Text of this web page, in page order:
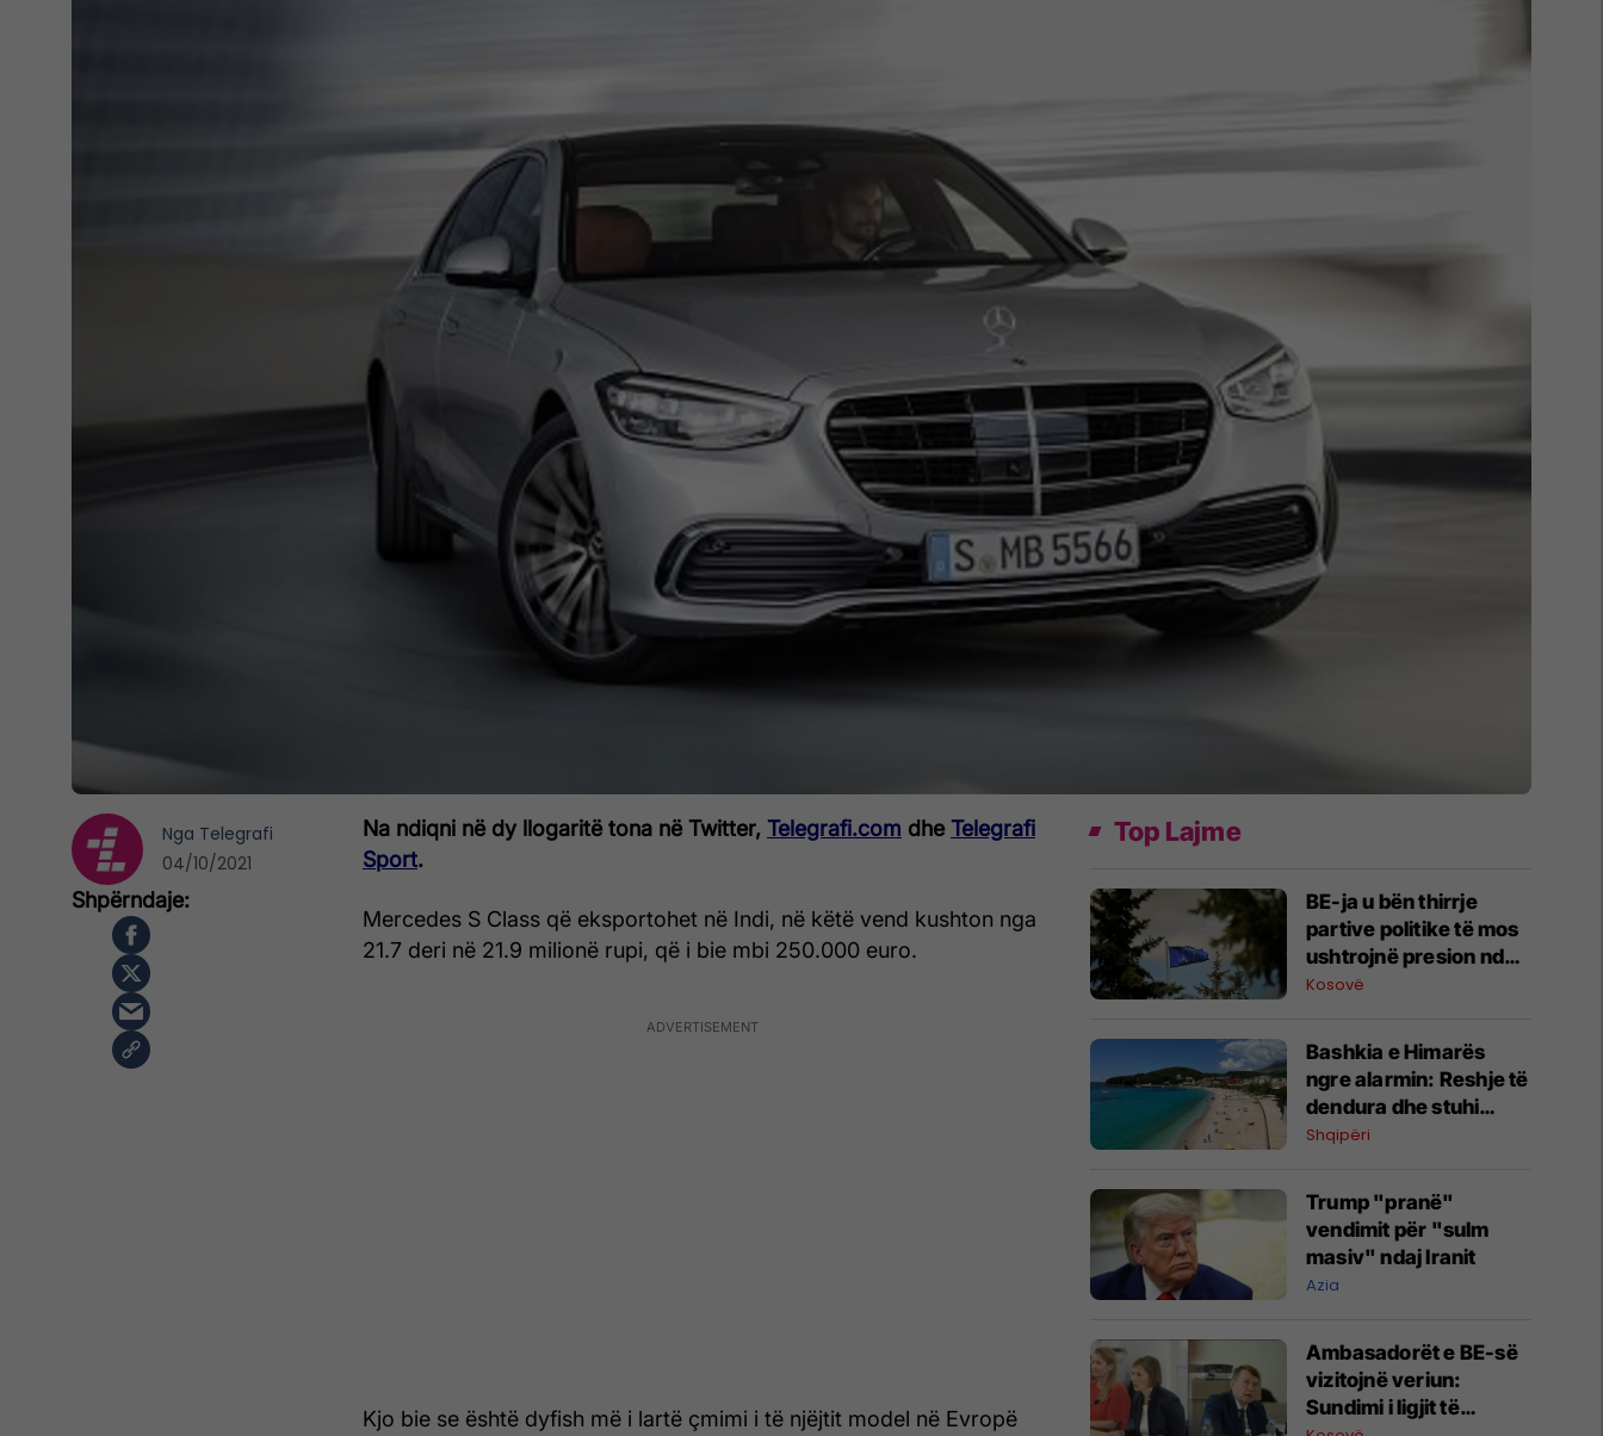
Na ndiqni në dy llogaritë tona në Twitter, Telegrafi.com dhe Telegrafi
Sport.
Mercedes S Class që eksportohet në Indi, në këtë vend kushton nga
21.7 deri në 21.9 milionë rupi, që i bie mbi 250.000 euro.
Kjo bie se është dyfish më i lartë çmimi i të njëjtit model në Evropë
Nga Telegrafi
04/10/2021
Top Lajme
BE-ja u bën thirrje
partive politike të mos
ushtrojnë presion ndaj
Këshillit Gjyqësor të
Kosovë
Bashkia e Himarës
ngre alarmin: Reshje të
dendura dhe stuhi
gjatë së premtes
Shqipëri
Trump "pranë"
vendimit për "sulm
masiv" ndaj Iranit
Azia
Ambasadorët e BE-së
vizitojnë veriun:
Sundimi i ligjit të